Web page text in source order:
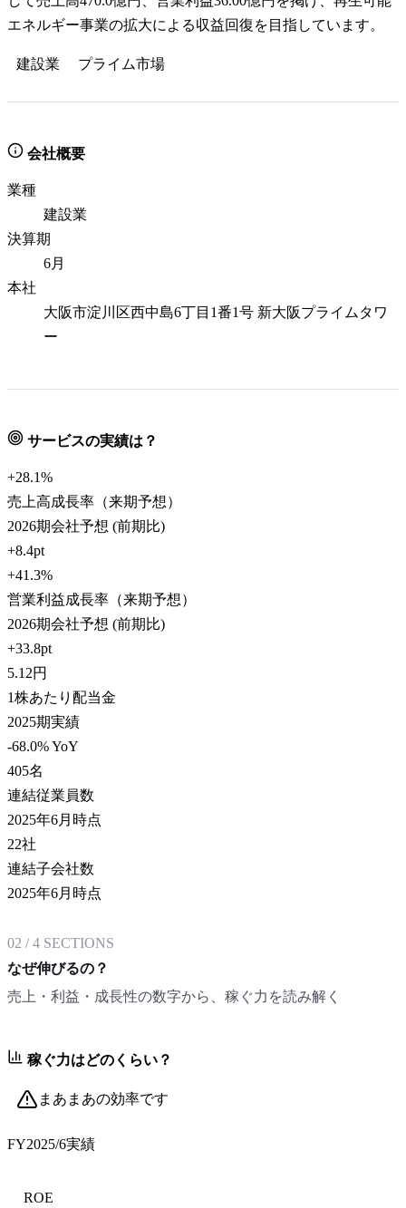
エネルギー事業の拡大による収益回復を目指しています。
建設業 プライム市場
会社概要
業種
建設業
決算期
6月
本社
大阪市淀川区西中島6丁目1番1号 新大阪プライムタワ
ー
サービスの実績は？
+28.1%
売上高成長率（来期予想）
2026期会社予想 (前期比)
+8.4pt
+41.3%
営業利益成長率（来期予想）
2026期会社予想 (前期比)
+33.8pt
5.12円
1株あたり配当金
2025期実績
-68.0% YoY
405名
連結従業員数
2025年6月時点
22社
連結子会社数
2025年6月時点
02 /4 SECTIONS
なぜ伸びるの？
売上・利益・成長性の数字から、稼ぐ力を読み解く
稼ぐ力はどのくらい？
まあまあの効率です
FY2025/6実績
ROE